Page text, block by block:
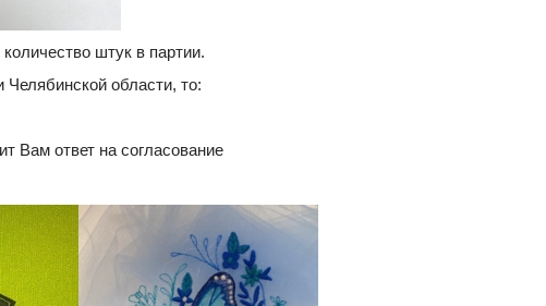
штук в партии.
области, то:
Вам ответ на согласование